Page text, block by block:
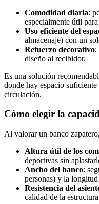
Comodidad diaria:
especialmente útil
Uso eficiente del
almacenaje) con un
Refuerzo decorativo:
diseño al recibidor.
Es una solución
donde hay espacio
circulación.
Cómo elegir la
Al valorar un banco
Altura útil de los
deportivas sin
Ancho del banco:
personas) y la
Resistencia del
calidad de la